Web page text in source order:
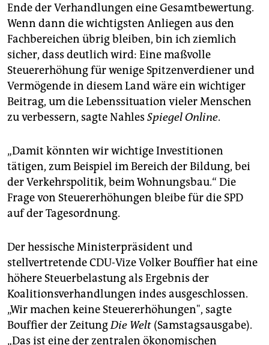
genossenschaft
epaper login
Ende der Verhandlungen eine Gesamtbewertung.
Wenn dann die wichtigsten Anliegen aus den
Fachbereichen übrig bleiben, bin ich ziemlich
sicher, dass deutlich wird: Eine maßvolle
Steuererhöhung für wenige Spitzenverdiener und
Vermögende in diesem Land wäre ein wichtiger
Beitrag, um die Lebenssituation vieler Menschen
zu verbessern, sagte Nahles Spiegel Online.
„Damit könnten wir wichtige Investitionen
tätigen, zum Beispiel im Bereich der Bildung, bei
der Verkehrspolitik, beim Wohnungsbau.“ Die
Frage von Steuererhöhungen bleibe für die SPD
auf der Tagesordnung.
Der hessische Ministerpräsident und
stellvertretende CDU-Vize Volker Bouffier hat eine
höhere Steuerbelastung als Ergebnis der
Koalitionsverhandlungen indes ausgeschlossen.
„Wir machen keine Steuererhöhungen", sagte
Bouffier der ZeitungDie Welt (Samstagsausgabe).
„Das ist eine der zentralen ökonomischen